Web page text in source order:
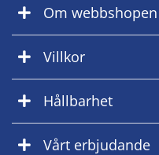
Om webbshopen
Villkor
Hållbarhet
Vårt erbjudande